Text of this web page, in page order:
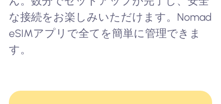
な接続をお楽しみいただけます。Nomad
eSIMアプリで全てを簡単に管理できま
す。